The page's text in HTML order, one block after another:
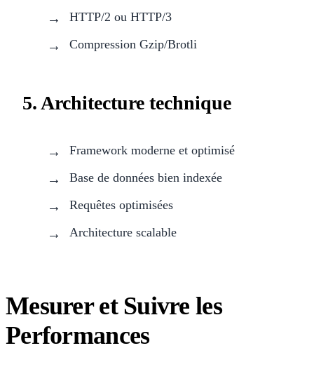
HTTP/2 ou HTTP/3
Compression Gzip/Brotli
5. Architecture technique
Framework moderne et optimisé
Base de données bien indexée
Requêtes optimisées
Architecture scalable
Mesurer et Suivre les
Performances